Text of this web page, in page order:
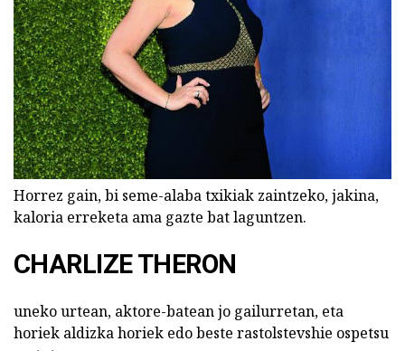
Horrez gain, bi seme-alaba txikiak zaintzeko, jakina,
kaloria erreketa ama gazte bat laguntzen.
CHARLIZE THERON
uneko urtean, aktore-batean jo gailurretan, eta
horiek aldizka horiek edo beste rastolstevshie ospetsu